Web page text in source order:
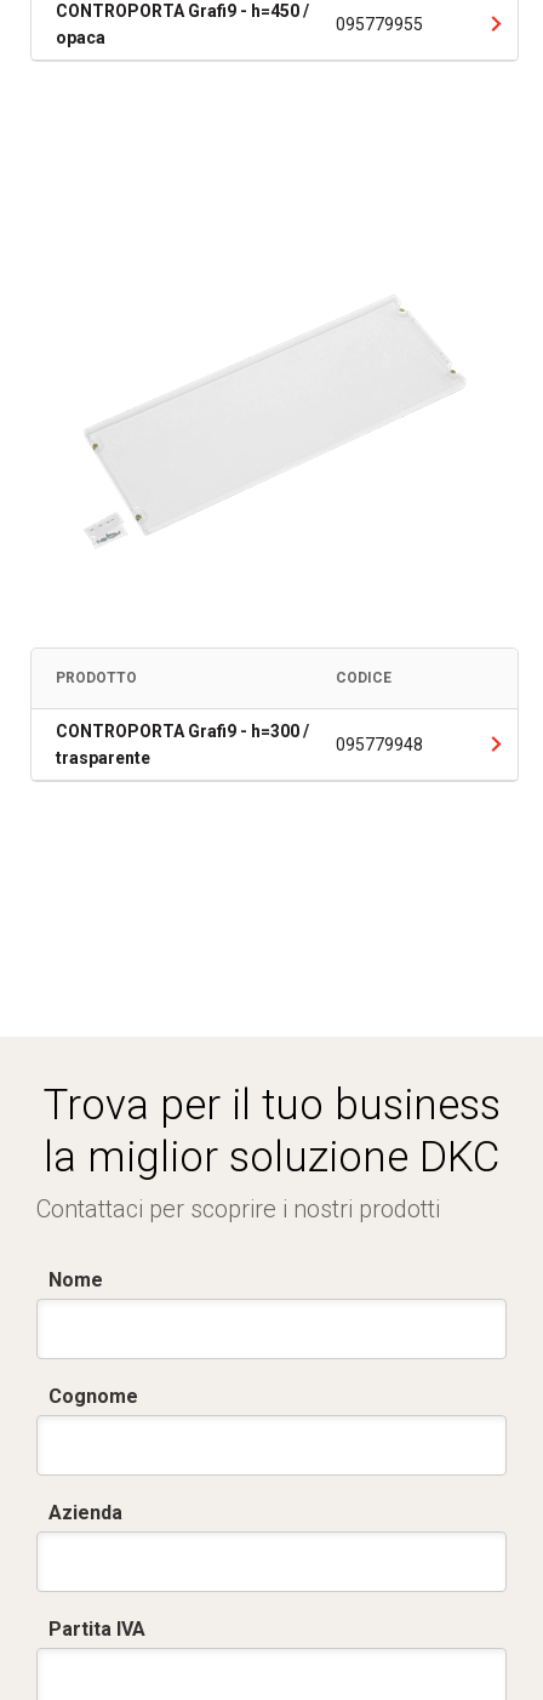
CONTROPORTA Grafi9 - h=450 /
opaca
095779955
PRODOTTO CODICE
CONTROPORTA Grafi9 - h=300 /
trasparente
095779948
Trova per il tuo business
la miglior soluzione DKC
Contattaci per scoprire i nostri prodotti
Nome
Cognome
Azienda
Partita IVA